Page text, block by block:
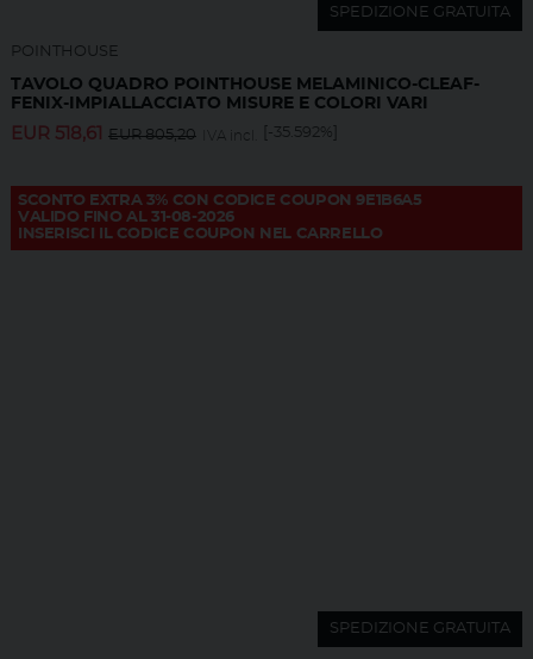
SPEDIZIONE GRATUITA
POINTHOUSE
TAVOLO QUADRO POINTHOUSE MELAMINICO-CLEAF-
FENIX-IMPIALLACCIATO MISURE E COLORI VARI
EUR 518,61 EUR805,20 IVA incl. [-35.592%]
SCONTO EXTRA 3% CON CODICE COUPON 9E1B6A5
VALIDO FINO AL 31-08-2026
INSERISCI IL CODICE COUPON NEL CARRELLO
SPEDIZIONE GRATUITA